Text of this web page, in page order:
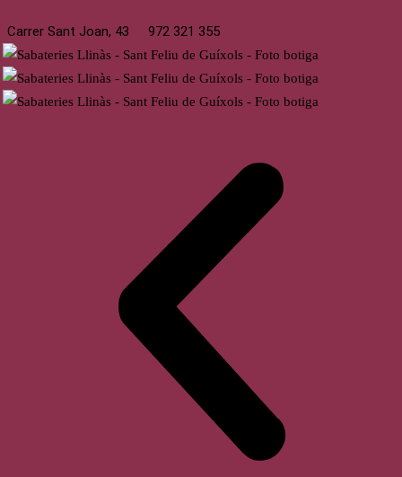
Carrer Sant Joan, 43 972 321 355